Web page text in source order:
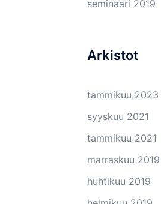
seminaari 2019
Arkistot
tammikuu 2023
syyskuu 2021
tammikuu 2021
marraskuu 2019
huhtikuu 2019